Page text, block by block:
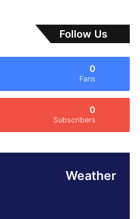
Follow Us
0
Fans
0
Subscribers
Weather